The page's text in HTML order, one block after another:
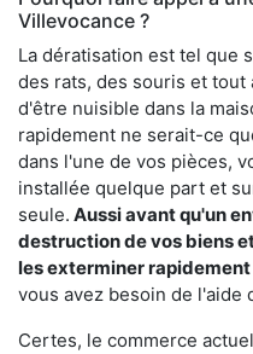
Villevocance ?
La dératisation est tel que
des rats, des souris et
d'être nuisible dans la
rapidement ne serait-ce
dans l'une de vos pièces,
installée quelque part et
seule. Aussi avant qu'un
destruction de vos biens
les exterminer
vous avez besoin de l'aide
Certes, le commerce